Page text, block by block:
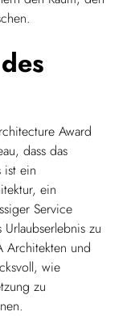
Award
dass das
ist ein
ein
Service
zu
Architekten und
wie
zu